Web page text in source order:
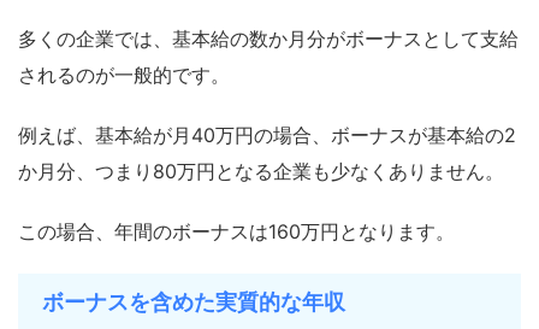
多くの企業では、基本給の数か月分がボーナスとして支給
されるのが一般的です。
例えば、基本給が月40万円の場合、ボーナスが基本給の2
か月分、つまり80万円となる企業も少なくありません。
この場合、年間のボーナスは160万円となります。
ボーナスを含めた実質的な年収